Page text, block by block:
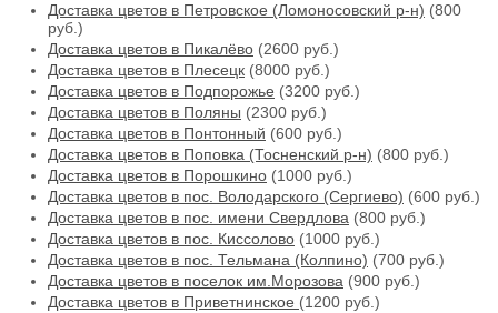
Доставка цветов в Петровское (Ломоносовский р-н) (800
руб.)
Доставка цветов в Пикалёво (2600 руб.)
Доставка цветов в Плесецк (8000 руб.)
Доставка цветов в Подпорожье (3200 руб.)
Доставка цветов в Поляны (2300 руб.)
Доставка цветов в Понтонный (600 руб.)
Доставка цветов в Поповка (Тосненский р-н) (800 руб.)
Доставка цветов в Порошкино (1000 руб.)
Доставка цветов в пос. Володарского (Сергиево) (600 руб.)
Доставка цветов в пос. имени Свердлова (800 руб.)
Доставка цветов в пос. Киссолово (1000 руб.)
Доставка цветов в пос. Тельмана (Колпино) (700 руб.)
Доставка цветов в поселок им.Морозова (900 руб.)
Доставка цветов в Приветнинское (1200 руб.)